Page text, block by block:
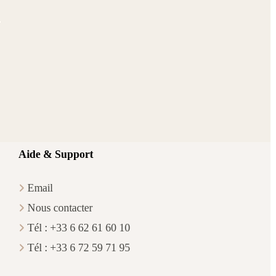
Aide & Support
Email
Nous contacter
Tél : +33 6 62 61 60 10
Tél : +33 6 72 59 71 95